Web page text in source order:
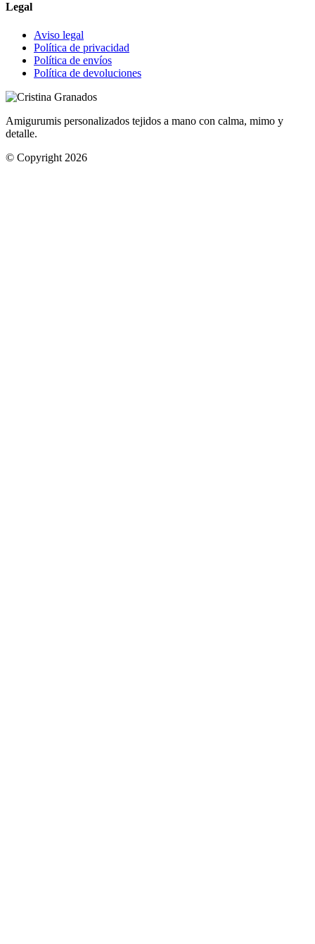
Legal
Aviso legal
Política de privacidad
Política de envíos
Política de devoluciones
Amigurumis personalizados tejidos a mano con calma, mimo y
detalle.
© Copyright 2026